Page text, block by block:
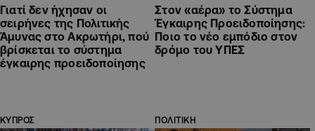
Γιατί δεν ήχησαν οι
σειρήνες της Πολιτικής
Άμυνας στο Ακρωτήρι, πού
βρίσκεται το σύστημα
έγκαιρης προειδοποίησης
Στον «αέρα» το Σύστημα
Έγκαιρης Προειδοποίησης:
Ποιο το νέο εμπόδιο στον
δρόμο του ΥΠΕΣ
ΚΥΠΡΟΣ ΠΟΛΙΤΙΚΗ